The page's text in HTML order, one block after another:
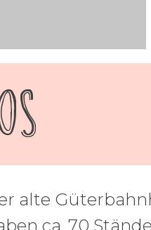
alte
ca. 70